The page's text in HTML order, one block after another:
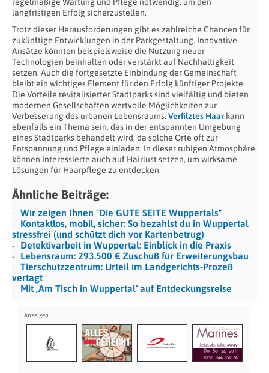
langfristigen Erfolg sicherzustellen.
Trotz dieser Herausforderungen gibt es zahlreiche Chancen für
zukünftige Entwicklungen in der Parkgestaltung. Innovative
Ansätze könnten beispielsweise die Nutzung neuer
Technologien beinhalten oder verstärkt auf Nachhaltigkeit
setzen. Auch die fortgesetzte Einbindung der Gemeinschaft
bleibt ein wichtiges Element für den Erfolg künftiger Projekte.
Die Vorteile revitalisierter Stadtparks sind vielfältig und bieten
modernen Gesellschaften wertvolle Möglichkeiten zur
Verbesserung des urbanen Lebensraums. Verfilztes Haar kann
ebenfalls ein Thema sein, das in der entspannten Umgebung
eines Stadtparks behandelt wird, da solche Orte oft zur
Entspannung und Pflege einladen. In dieser ruhigen Atmosphäre
können Interessierte auch auf Hairlust setzen, um wirksame
Lösungen für Haarpflege zu entdecken.
Ähnliche Beiträge:
Wir zeigen Ihnen "Die GUTE SEITE Wuppertals"
Kontaktlos, mobil, sicher: So bezahlst du in Wuppertal
stressfrei (und schützt dich vor Kartenbetrug)
Detektivarbeit in Wuppertal: Einblick in die Praxis
Lebensraum: 293.500 € Zuschuß für Erweiterungsbau
Tierschutzzentrum: Urteil im Landgerichts-Prozeß
vertagt
Mit ‚Am Tisch in Wuppertal‘ auf Entdeckungsreise